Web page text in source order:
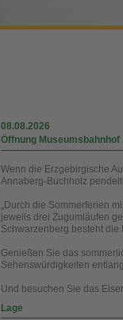
08.08.2026
Öffnung
Wenn die Erzgebirgische
Annaberg-Buchholz
„Durch die Sommerferien
jeweils drei Zugumläufen
Schwarzenberg besteht die
Genießen Sie das
Sehenswürdigkeiten
Und besuchen Sie das
Lage